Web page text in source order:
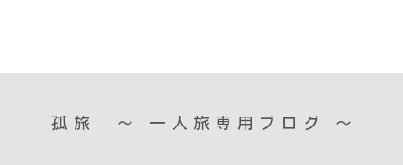
孤旅 〜 一人旅専用ブログ ～